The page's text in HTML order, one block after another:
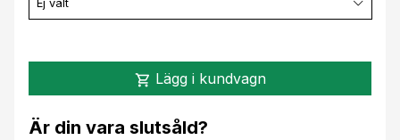
Ej valt
shopping_cart Lägg i kundvagn
Är din vara slutsåld?